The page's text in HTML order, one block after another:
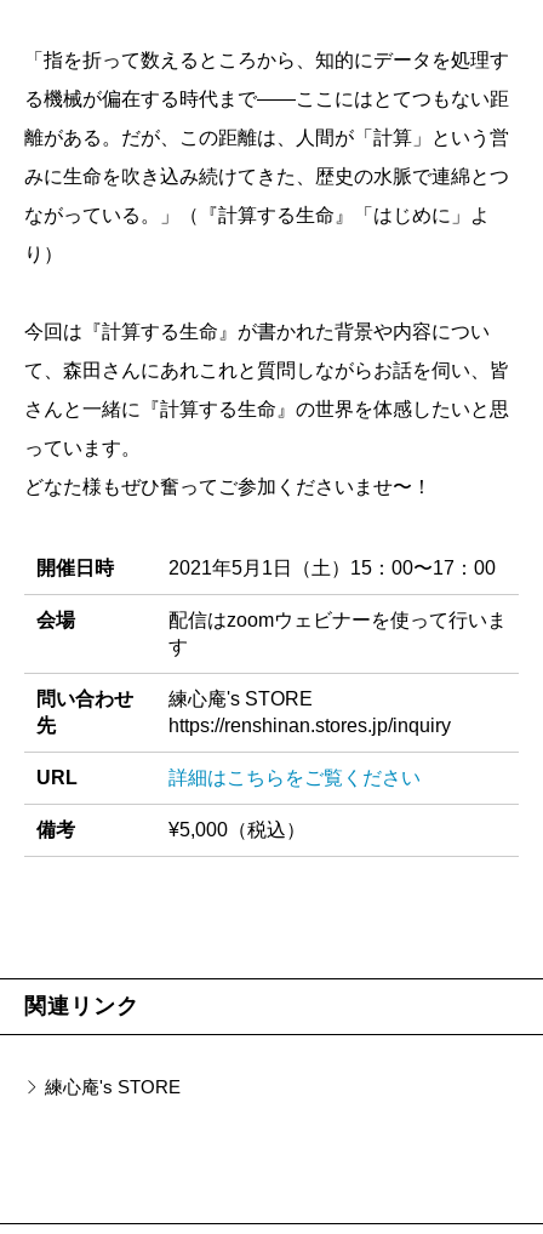
「指を折って数えるところから、知的にデータを処理す
る機械が偏在する時代まで――ここにはとてつもない距
離がある。だが、この距離は、人間が「計算」という営
みに生命を吹き込み続けてきた、歴史の水脈で連綿とつ
ながっている。」（『計算する生命』「はじめに」よ
り）
今回は『計算する生命』が書かれた背景や内容につい
て、森田さんにあれこれと質問しながらお話を伺い、皆
さんと一緒に『計算する生命』の世界を体感したいと思
っています。
どなた様もぜひ奮ってご参加くださいませ〜！
開催日時 2021年5月1日（土）15：00〜17：00
会場
配信はzoomウェビナーを使って行いま
す
問い合わせ
先
練心庵's STORE
https://renshinan.stores.jp/inquiry
URL 詳細はこちらをご覧ください
備考 ¥5,000（税込）
関連リンク
練心庵's STORE